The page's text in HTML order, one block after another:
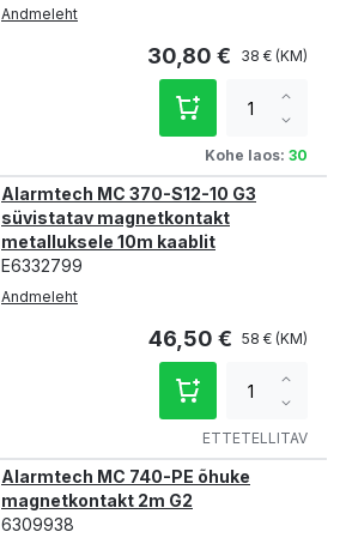
Andmeleht
30,80 € 38 €
Kohe laos: 30
qty
Alarmtech MC 370-S12-10 G3
süvistatav magnetkontakt
metalluksele 10m kaablit
E6332799
Andmeleht
46,50 € 58 €
ETTETELLITAV
qty
Alarmtech MC 740-PE õhuke
magnetkontakt 2m G2
6309938